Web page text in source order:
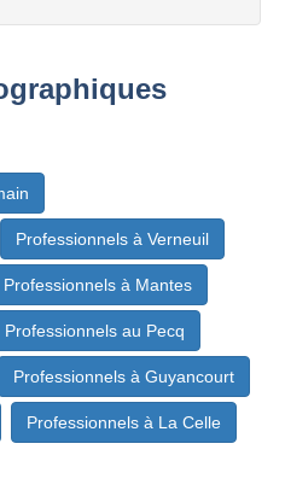
Professionnels à Verneuil
Professionnels à Mantes
Professionnels au Pecq
Professionnels à Guyancourt
Professionnels à La Celle